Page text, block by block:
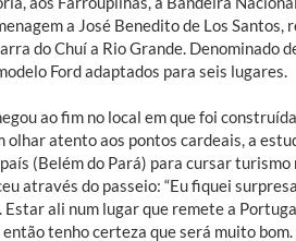
a José Benedito de Los
do Chuí a Rio Grande. Denominado
Ford adaptados para seis lugares.
ao fim no local em que foi
olhar atento aos pontos cardeais, a
(Belém do Pará) para cursar
através do passeio: “Eu fiquei
Estar ali num lugar que remete a
tenho certeza que será muito